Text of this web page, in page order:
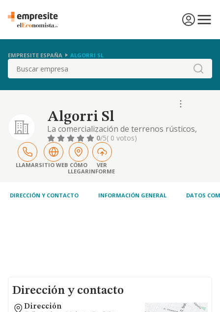
EMPRESITE ESPAÑA ALGORRI SL
Buscar
Algorri Sl
La comercialización de terrenos rústicos,
urbanos e inmuebles, cualesquiera que sea
su situación y destino; la ejecución de
trabajos de excavación, relleno, nivelación,
explanación, irrigación, saneamiento y
demolición. y otras actividades.
0/5( 0 votos)
LLAMARSITIO WEB CÓMO
LLEGAR
VER
INFORME
DIRECCIÓN Y CONTACTO INFORMACIÓN GENERAL DATOS
Dirección y contacto
Dirección